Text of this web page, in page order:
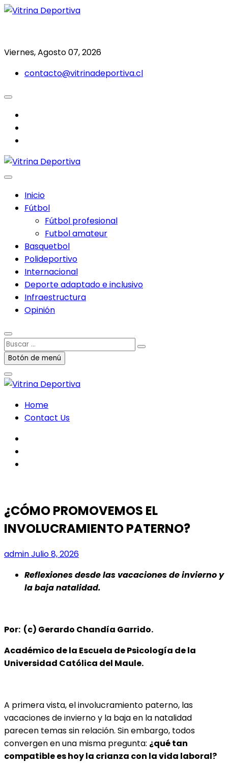
Saltar
Viernes, Agosto 07, 2026
contacto@vitrinadeportiva.cl
Inicio
Fútbol
Fútbol profesional
Futbol amateur
Basquetbol
Polideportivo
Internacional
Deporte adaptado e inclusivo
Infraestructura
Opinión
Buscar
…Botón de menú
Home
Contact Us
¿CÓMO PROMOVEMOS EL
INVOLUCRAMIENTO PATERNO?
adminJulio 8, 2026
Reflexiones desde las vacaciones de invierno y
la baja natalidad.
Por: (c) Gerardo Chandía Garrido.
Académico de la Escuela de Psicología de la
Universidad Católica del Maule.
A primera vista, el involucramiento paterno, las
vacaciones de invierno y la baja en la natalidad
parecen temas sin relación. Sin embargo, todos
convergen en una misma pregunta: ¿qué tan
compatible es hoy la crianza con la vida laboral?